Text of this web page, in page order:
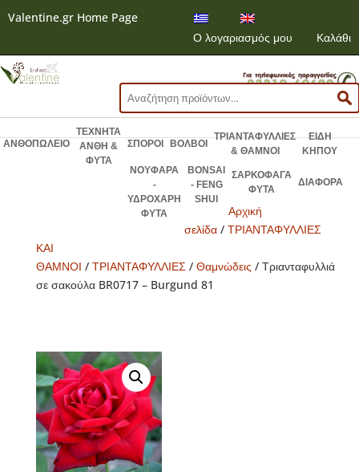
Valentine.gr Home Page
Ο λογαριασμός μου
Καλάθι
Αναζήτηση
για:
ΑΝΘΟΠΩΛΕΙΟ
ΤΕΧΝΗΤΑ
ΑΝΘΗ &
ΦΥΤΑ
ΣΠΟΡΟΙ ΒΟΛΒΟΙ
ΤΡΙΑΝΤΑΦΥΛΛΙΕΣ
& ΘΑΜΝΟΙ
ΕΙΔΗ
ΚΗΠΟΥ
ΝΟΥΦΑΡΑ
-
ΥΔΡΟΧΑΡΗ
ΦΥΤΑ
BONSAI
- FENG
SHUI
ΣΑΡΚΟΦΑΓΑ
ΦΥΤΑ
ΔΙΑΦΟΡΑ
Αρχική
σελίδα / ΤΡΙΑΝΤΑΦΥΛΛΙΕΣ
ΚΑΙ
ΘΑΜΝΟΙ / ΤΡΙΑΝΤΑΦΥΛΛΙΕΣ/ Θαμνώδεις / Τριανταφυλλιά
σε σακούλα BR0717 – Burgund 81